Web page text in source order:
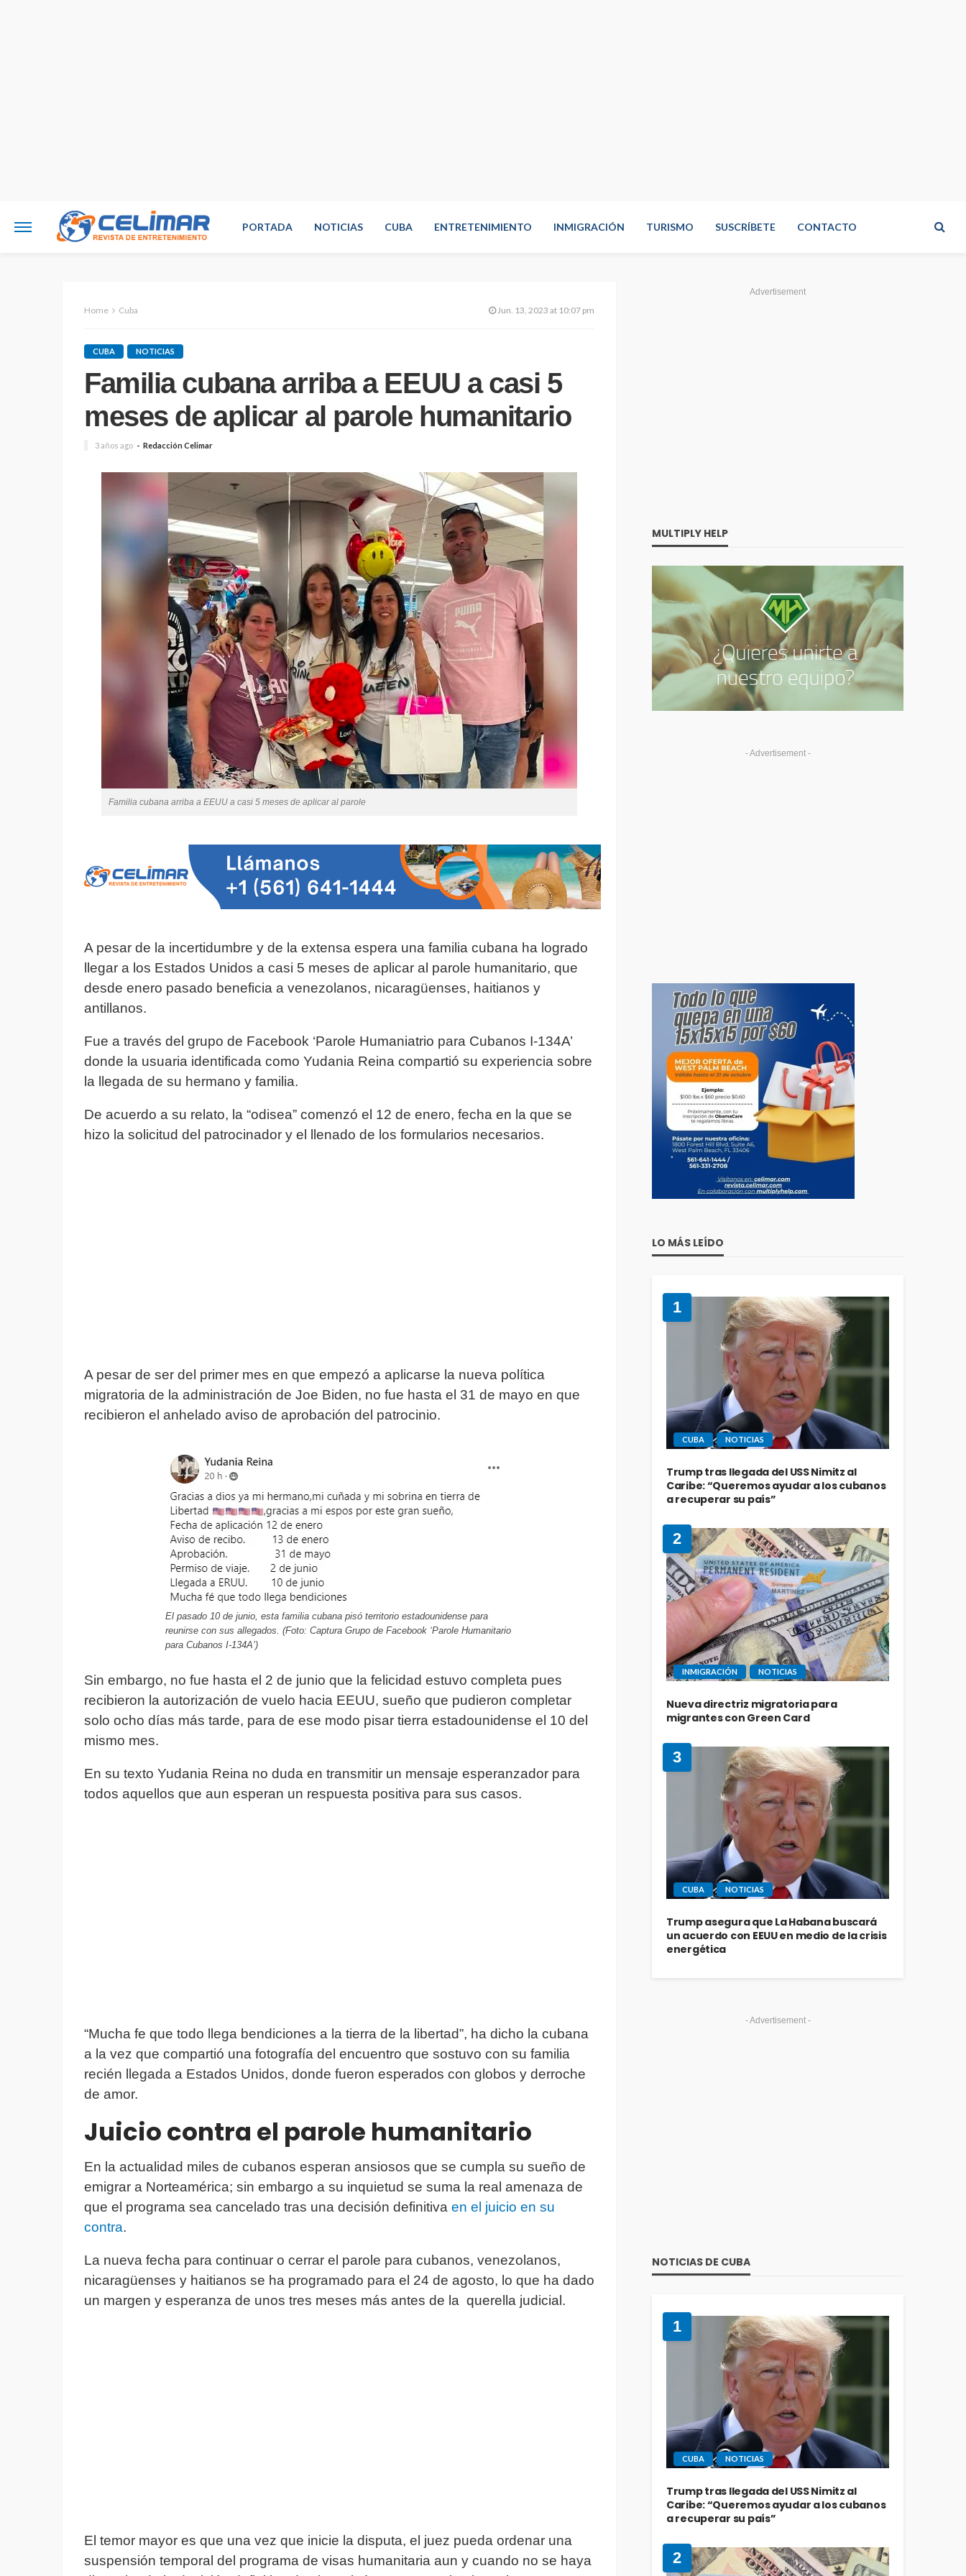
PORTADA NOTICIAS CUBA ENTRETENIMIENTO INMIGRACIÓN TURISMO SUSCRÍBETE CONTACTO
Home Cuba Jun. 13, 2023 at 10:07 pm
CUBA NOTICIAS
Familia cubana arriba a EEUU a casi 5
meses de aplicar al parole humanitario
3 años ago Redacción Celimar
Familia cubana arriba a EEUU a casi 5 meses de aplicar al parole
A pesar de la incertidumbre y de la extensa espera una familia cubana ha logrado
llegar a los Estados Unidos a casi 5 meses de aplicar al parole humanitario, que
desde enero pasado beneficia a venezolanos, nicaragüenses, haitianos y
antillanos.
Fue a través del grupo de Facebook ‘Parole Humaniatrio para Cubanos I-134A’
donde la usuaria identificada como Yudania Reina compartió su experiencia sobre
la llegada de su hermano y familia.
De acuerdo a su relato, la “odisea” comenzó el 12 de enero, fecha en la que se
hizo la solicitud del patrocinador y el llenado de los formularios necesarios.
A pesar de ser del primer mes en que empezó a aplicarse la nueva política
migratoria de la administración de Joe Biden, no fue hasta el 31 de mayo en que
recibieron el anhelado aviso de aprobación del patrocinio.
El pasado 10 de junio, esta familia cubana pisó territorio estadounidense para
reunirse con sus allegados. (Foto: Captura Grupo de Facebook ‘Parole Humanitario
para Cubanos I-134A’)
Sin embargo, no fue hasta el 2 de junio que la felicidad estuvo completa pues
recibieron la autorización de vuelo hacia EEUU, sueño que pudieron completar
solo ocho días más tarde, para de ese modo pisar tierra estadounidense el 10 del
mismo mes.
En su texto Yudania Reina no duda en transmitir un mensaje esperanzador para
todos aquellos que aun esperan un respuesta positiva para sus casos.
“Mucha fe que todo llega bendiciones a la tierra de la libertad”, ha dicho la cubana
a la vez que compartió una fotografía del encuentro que sostuvo con su familia
recién llegada a Estados Unidos, donde fueron esperados con globos y derroche
de amor.
Juicio contra el parole humanitario
En la actualidad miles de cubanos esperan ansiosos que se cumpla su sueño de
emigrar a Norteamérica; sin embargo a su inquietud se suma la real amenaza de
que el programa sea cancelado tras una decisión definitiva en el juicio en su
contra.
La nueva fecha para continuar o cerrar el parole para cubanos, venezolanos,
nicaragüenses y haitianos se ha programado para el 24 de agosto, lo que ha dado
un margen y esperanza de unos tres meses más antes de la querella judicial.
El temor mayor es que una vez que inicie la disputa, el juez pueda ordenar una
suspensión temporal del programa de visas humanitaria aun y cuando no se haya
Advertisement
MULTIPLY HELP
- Advertisement -
LO MÁS LEÍDO
1
CUBA NOTICIAS
Trump tras llegada del USS Nimitz al
Caribe: “Queremos ayudar a los cubanos
a recuperar su país”
2
INMIGRACIÓN NOTICIAS
Nueva directriz migratoria para
migrantes con Green Card
3
CUBA NOTICIAS
Trump asegura que La Habana buscará
un acuerdo con EEUU en medio de la crisis
energética
- Advertisement -
NOTICIAS DE CUBA
1
CUBA NOTICIAS
Trump tras llegada del USS Nimitz al
Caribe: “Queremos ayudar a los cubanos
a recuperar su país”
2